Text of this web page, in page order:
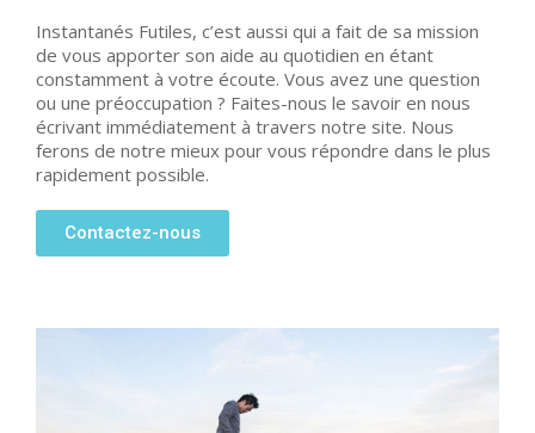
Instantanés Futiles, c’est aussi qui a fait de sa mission
de vous apporter son aide au quotidien en étant
constamment à votre écoute. Vous avez une question
ou une préoccupation ? Faites-nous le savoir en nous
écrivant immédiatement à travers notre site. Nous
ferons de notre mieux pour vous répondre dans le plus
rapidement possible.
Contactez-nous